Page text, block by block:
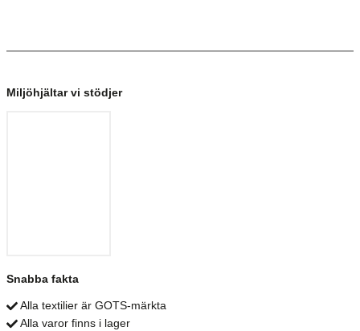
Miljöhjältar vi stödjer
Snabba fakta
Alla textilier är GOTS-märkta
Alla varor finns i lager